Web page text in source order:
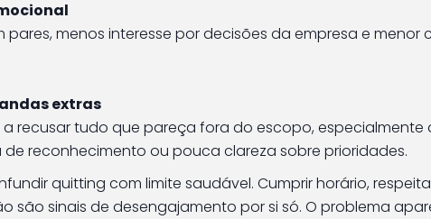
pares, menos interesse por decisões da empresa e
extras
recusar tudo que pareça fora do escopo, especialmente
reconhecimento ou pouca clareza sobre prioridades.
quitting com limite saudável. Cumprir horário,
são sinais de desengajamento por si só. O problema